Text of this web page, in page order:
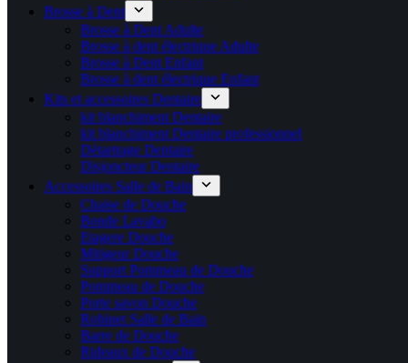
Brosse à Dent
Brosse à Dent Adulte
Brosse à dent électrique Adulte
Brosse à Dent Enfant
Brosse à dent électrique Enfant
Kits et accessoires Dentaire
kit blanchiment Dentaire
kit blanchiment Dentaire professionnel
Détartrage Dentaire
Disjoncteur Dentaire
Accessoires Salle de Bain
Chaise de Douche
Bonde Lavabo
Etagere Douche
Mitigeur Douche
Support Pommeau de Douche
Pommeau de Douche
Porte savon Douche
Robinet Salle de Bain
Barre de Douche
Rideaux de Douche